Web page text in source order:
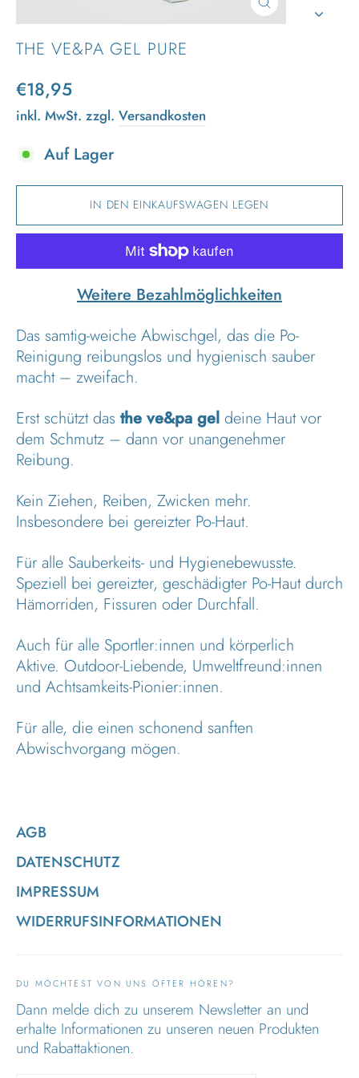
SCHLIESSEN (
ESC)
THE VE&PA GEL PURE
Normaler
Preis
€18,95
inkl. MwSt. zzgl. Versandkosten
Auf Lager
IN DEN EINKAUFSWAGEN LEGEN
Weitere Bezahlmöglichkeiten
Das samtig-weiche Abwischgel, das die Po-
Reinigung reibungslos und hygienisch sauber
macht – zweifach.
Erst schützt das the ve&pa gel deine Haut vor
dem Schmutz – dann vor unangenehmer
Reibung.
Kein Ziehen, Reiben, Zwicken mehr.
Insbesondere bei gereizter Po-Haut.
Für alle Sauberkeits- und Hygienebewusste.
Speziell bei gereizter, geschädigter Po-Haut durch
Hämorriden, Fissuren oder Durchfall.
Auch für alle Sportler:innen und körperlich
Aktive. Outdoor-Liebende, Umweltfreund:innen
und Achtsamkeits-Pionier:innen.
Für alle, die einen schonend sanften
Abwischvorgang mögen.
AGB
DATENSCHUTZ
IMPRESSUM
WIDERRUFSINFORMATIONEN
DU MÖCHTEST VON UNS ÖFTER HÖREN?
Dann melde dich zu unserem Newsletter an und
erhalte Informationen zu unseren neuen Produkten
und Rabattaktionen.